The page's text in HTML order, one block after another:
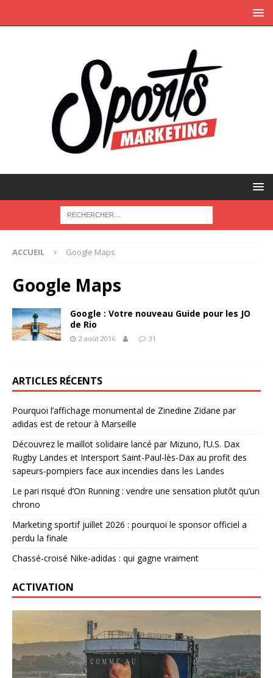
ACCUEIL Google Maps
Google Maps
Google : Votre nouveau Guide pour les JO
de Rio
2 août 2016 31
ARTICLES RÉCENTS
Pourquoi l’affichage monumental de Zinedine Zidane par
adidas est de retour à Marseille
Découvrez le maillot solidaire lancé par Mizuno, l’U.S. Dax
Rugby Landes et Intersport Saint-Paul-lès-Dax au profit des
sapeurs-pompiers face aux incendies dans les Landes
Le pari risqué d’On Running : vendre une sensation plutôt qu’un
chrono
Marketing sportif juillet 2026 : pourquoi le sponsor officiel a
perdu la finale
Chassé-croisé Nike-adidas : qui gagne vraiment
ACTIVATION